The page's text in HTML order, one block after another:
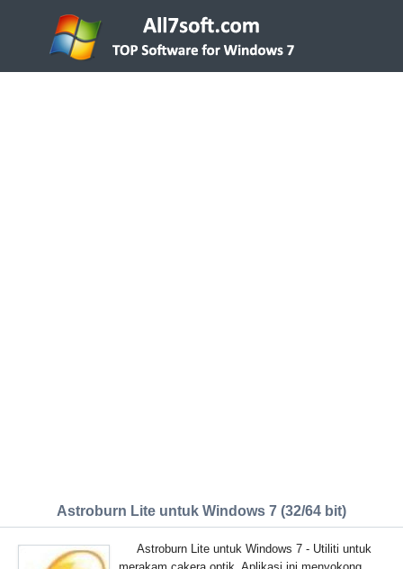
Astroburn Lite untuk Windows 7 (32/64 bit)
Astroburn Lite untuk Windows 7 - Utiliti untuk